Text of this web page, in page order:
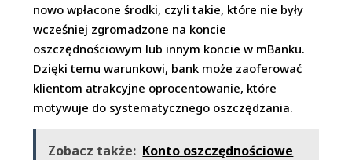
nowo wpłacone środki, czyli takie, które nie były
wcześniej zgromadzone na koncie
oszczędnościowym lub innym koncie w mBanku.
Dzięki temu warunkowi, bank może zaoferować
klientom atrakcyjne oprocentowanie, które
motywuje do systematycznego oszczędzania.
Zobacz także: Konto oszczędnościowe